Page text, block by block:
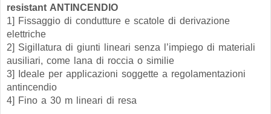
resistant ANTINCENDIO
1] Fissaggio di condutture e scatole di derivazione
elettriche
2] Sigillatura di giunti lineari senza l’impiego di materiali
ausiliari, come lana di roccia o similie
3] Ideale per applicazioni soggette a regolamentazioni
antincendio
4] Fino a 30 m lineari di resa